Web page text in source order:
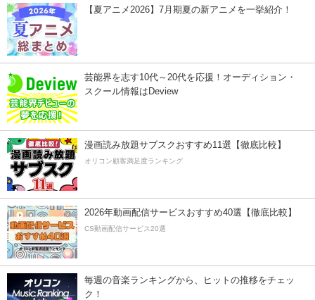
【夏アニメ2026】7月期夏の新アニメを一挙紹介！
芸能界を志す10代～20代を応援！オーディション・
スクール情報はDeview
漫画読み放題サブスクおすすめ11選【徹底比較】
オリコン顧客満足度ランキング
2026年動画配信サービスおすすめ40選【徹底比較】
CS動画配信サービス20選
毎週の音楽ランキングから、ヒットの推移をチェッ
ク！